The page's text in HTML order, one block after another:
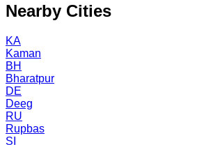
Nearby Cities
KA
Kaman
BH
Bharatpur
DE
Deeg
RU
Rupbas
SI